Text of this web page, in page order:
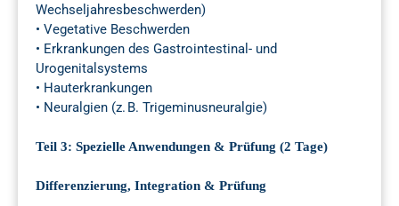
Wechseljahresbeschwerden)
• Vegetative Beschwerden
• Erkrankungen des Gastrointestinal- und
Urogenitalsystems
• Hauterkrankungen
• Neuralgien (z. B. Trigeminusneuralgie)
Teil 3: Spezielle Anwendungen & Prüfung (2 Tage)
Differenzierung, Integration & Prüfung